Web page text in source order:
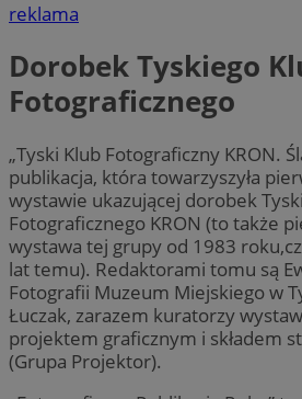
reklama
Dorobek Tyskiego
Fotograficznego
„Tyski Klub Fotograficzny KRON.
publikacja, która towarzyszyła
wystawie ukazującej dorobek
Fotograficznego KRON (to także
wystawa tej grupy od 1983
lat temu). Redaktorami tomu są
Fotografii Muzeum Miejskiego w
Łuczak, zarazem kuratorzy
projektem graficznym i składem
(Grupa Projektor).